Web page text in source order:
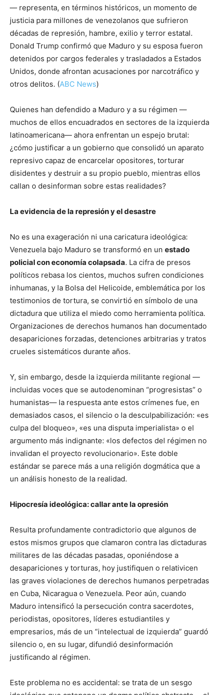
— representa, en términos históricos, un momento de
justicia para millones de venezolanos que sufrieron
décadas de represión, hambre, exilio y terror estatal.
Donald Trump confirmó que Maduro y su esposa fueron
detenidos por cargos federales y trasladados a Estados
Unidos, donde afrontan acusaciones por narcotráfico y
otros delitos. (ABC News)
Quienes han defendido a Maduro y a su régimen —
muchos de ellos encuadrados en sectores de la izquierda
latinoamericana— ahora enfrentan un espejo brutal:
¿cómo justificar a un gobierno que consolidó un aparato
represivo capaz de encarcelar opositores, torturar
disidentes y destruir a su propio pueblo, mientras ellos
callan o desinforman sobre estas realidades?
La evidencia de la represión y el desastre
No es una exageración ni una caricatura ideológica:
Venezuela bajo Maduro se transformó en un estado
policial con economía colapsada. La cifra de presos
políticos rebasa los cientos, muchos sufren condiciones
inhumanas, y la Bolsa del Helicoide, emblemática por los
testimonios de tortura, se convirtió en símbolo de una
dictadura que utiliza el miedo como herramienta política.
Organizaciones de derechos humanos han documentado
desapariciones forzadas, detenciones arbitrarias y tratos
crueles sistemáticos durante años.
Y, sin embargo, desde la izquierda militante regional —
incluidas voces que se autodenominan “progresistas” o
humanistas— la respuesta ante estos crímenes fue, en
demasiados casos, el silencio o la desculpabilización: «es
culpa del bloqueo», «es una disputa imperialista» o el
argumento más indignante: «los defectos del régimen no
invalidan el proyecto revolucionario». Este doble
estándar se parece más a una religión dogmática que a
un análisis honesto de la realidad.
Hipocresía ideológica: callar ante la opresión
Resulta profundamente contradictorio que algunos de
estos mismos grupos que clamaron contra las dictaduras
militares de las décadas pasadas, oponiéndose a
desapariciones y torturas, hoy justifiquen o relativicen
las graves violaciones de derechos humanos perpetradas
en Cuba, Nicaragua o Venezuela. Peor aún, cuando
Maduro intensificó la persecución contra sacerdotes,
periodistas, opositores, líderes estudiantiles y
empresarios, más de un “intelectual de izquierda” guardó
silencio o, en su lugar, difundió desinformación
justificando al régimen.
Este problema no es accidental: se trata de un sesgo